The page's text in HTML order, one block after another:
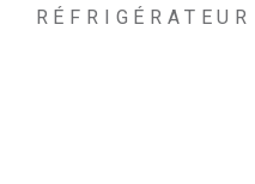
RÉFRIGÉRATEUR